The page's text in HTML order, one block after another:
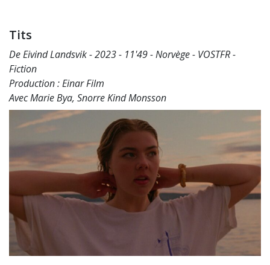
Tits
De Eivind Landsvik - 2023 - 11'49 - Norvège - VOSTFR -
Fiction
Production : Einar Film
Avec Marie Bya, Snorre Kind Monsson